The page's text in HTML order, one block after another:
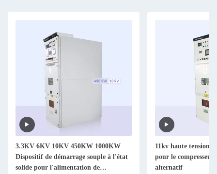
10KV 450KW 1000KW
démarrage souple à l'état
l'alimentation de
11kv haute tension démarreur doux
pour le compresseur de courant